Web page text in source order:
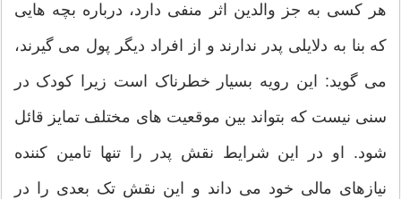
هر کسی به جز والدین اثر منفی دارد، درباره بچه هایی
که بنا به دلایلی پدر ندارند و از افراد دیگر پول می گیرند،
می گوید: این رویه بسیار خطرناک است زیرا کودک در
سنی نیست که بتواند بین موقعیت های مختلف تمایز قائل
شود. او در این شرایط نقش پدر را تنها تامین کننده
نیازهای مالی خود می داند و این نقش تک بعدی را در